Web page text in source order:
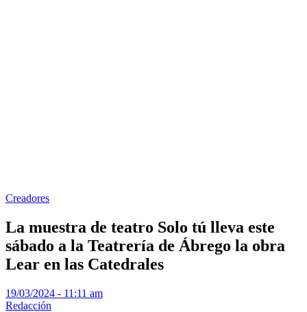
Creadores
La muestra de teatro Solo tú lleva este
sábado a la Teatrería de Ábrego la obra
Lear en las Catedrales
19/03/2024 - 11:11 am
Redacción